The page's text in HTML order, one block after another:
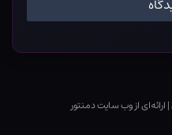
|ارائه‌ای از وب ‌سایت دمنتور